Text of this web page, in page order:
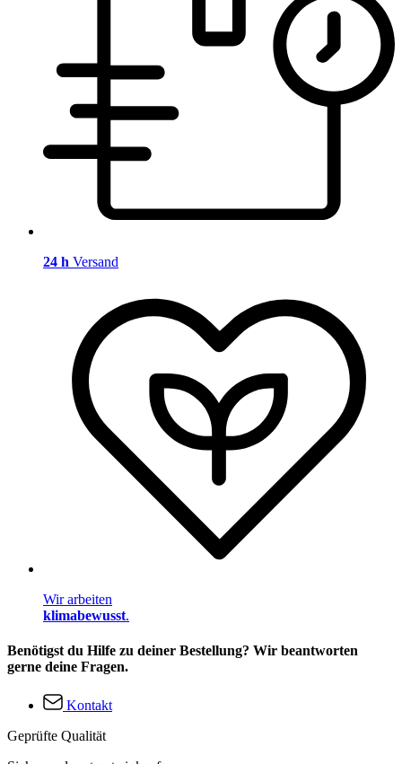
24 h Versand
Wir arbeiten
klimabewusst.
Benötigst du Hilfe zu deiner Bestellung? Wir beantworten
gerne deine Fragen.
Kontakt
Geprüfte Qualität